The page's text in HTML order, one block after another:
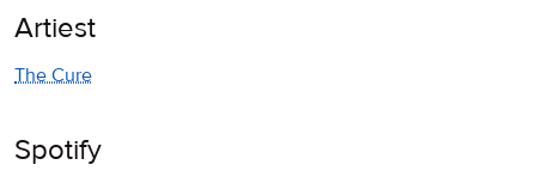
Artiest
The Cure
Spotify